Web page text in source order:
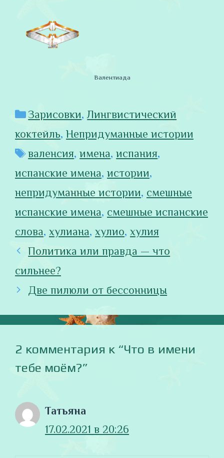
Валентиада
Рубрики
Зарисовки,Лингвистический
коктейль, Непридуманные истории
Метки
валенсия,имена,испания,
испанские имена, истории,
непридуманные истории, смешные
испанские имена, смешные испанские
слова, хулиана, хулио, хулия
Политика или правда — что
сильнее?
Две пилюли от бессонницы
2 комментария к “Что в имени
тебе моём?”
Татьяна
17.02.2021 в 20:26